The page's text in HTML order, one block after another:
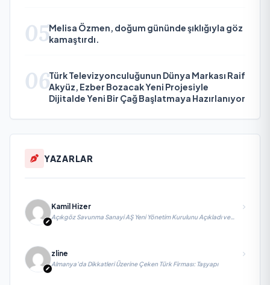
05Melisa Özmen, doğum gününde şıklığıyla göz
kamaştırdı.
06Türk Televizyonculuğunun Dünya Markası Raif
Akyüz, Ezber Bozacak Yeni Projesiyle
Dijitalde Yeni Bir Çağ Başlatmaya Hazırlanıyor
YAZARLAR
Kamil Hizer
Açıkgöz Savunma Sanayi AŞ Yeni Yönetim Kurulunu Açıkladı ve
Savunma Sanayinde Küresel Vizyon Vurgusu
zline
Almanya’da Dikkatleri Üzerine Çeken Türk Firması: Taşyapı